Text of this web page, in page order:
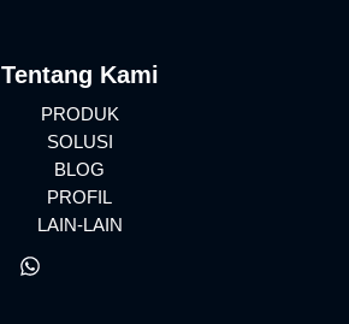
Tentang Kami
PRODUK
SOLUSI
BLOG
PROFIL
LAIN-LAIN